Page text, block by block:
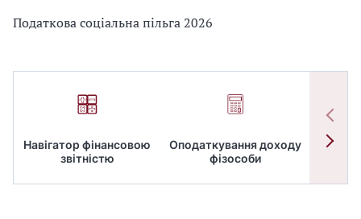
Податкова соціальна пільга 2026
Навігатор фінансовою
звітністю
Оподаткування доходу
фізособи